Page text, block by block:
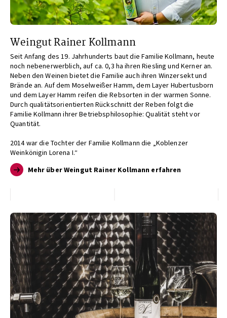
Weingut Rainer Kollmann
Seit Anfang des 19. Jahrhunderts baut die Familie Kollmann, heute
noch nebenerwerblich, auf ca. 0,3 ha ihren Riesling und Kerner an.
Neben den Weinen bietet die Familie auch ihren Winzersekt und
Brände an. Auf dem Moselweißer Hamm, dem Layer Hubertusborn
und dem Layer Hamm reifen die Rebsorten in der warmen Sonne.
Durch qualitätsorientierten Rückschnitt der Reben folgt die
Familie Kollmann ihrer Betriebsphilosophie: Qualität steht vor
Quantität.
2014 war die Tochter der Familie Kollmann die „Koblenzer
Weinkönigin Lorena I.“
Mehr über Weingut Rainer Kollmann erfahren